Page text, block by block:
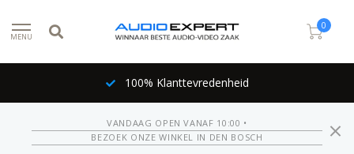
MENU
0
100% Klanttevredenheid
VANDAAG OPEN VANAF 10:00 •
BEZOEK ONZE WINKEL IN DEN BOSCH